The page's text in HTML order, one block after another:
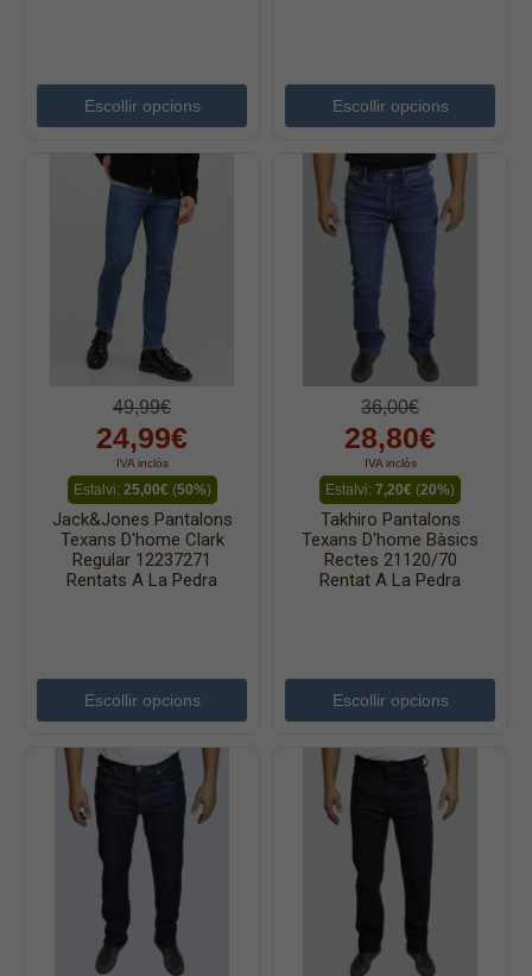
Escollir opcions Escollir opcions
49,99€
24,99€
IVA inclòs
Estalvi: 25,00€(50%)
Jack&Jones Pantalons
Texans D'home Clark
Regular 12237271
Rentats A La Pedra
Escollir opcions
36,00€
28,80€
IVA inclòs
Estalvi: 7,20€ (20%)
Takhiro Pantalons
Texans D'home Bàsics
Rectes 21120/70
Rentat A La Pedra
Escollir opcions